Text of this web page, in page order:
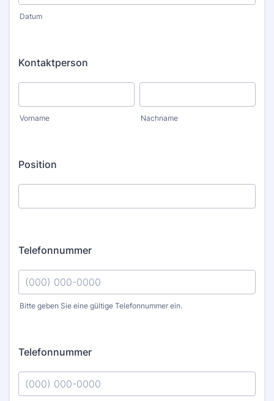
Datum
Kontaktperson
Vorname Nachname
Position
Telefonnummer
Bitte geben Sie eine gültige Telefonnummer ein.
Telefonnummer